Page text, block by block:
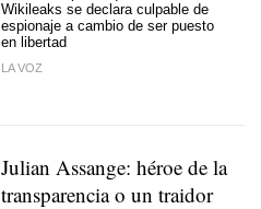
Wikileaks se declara culpable de
espionaje a cambio de ser puesto
en libertad
LA VOZ
Julian Assange: héroe de la
transparencia o un traidor